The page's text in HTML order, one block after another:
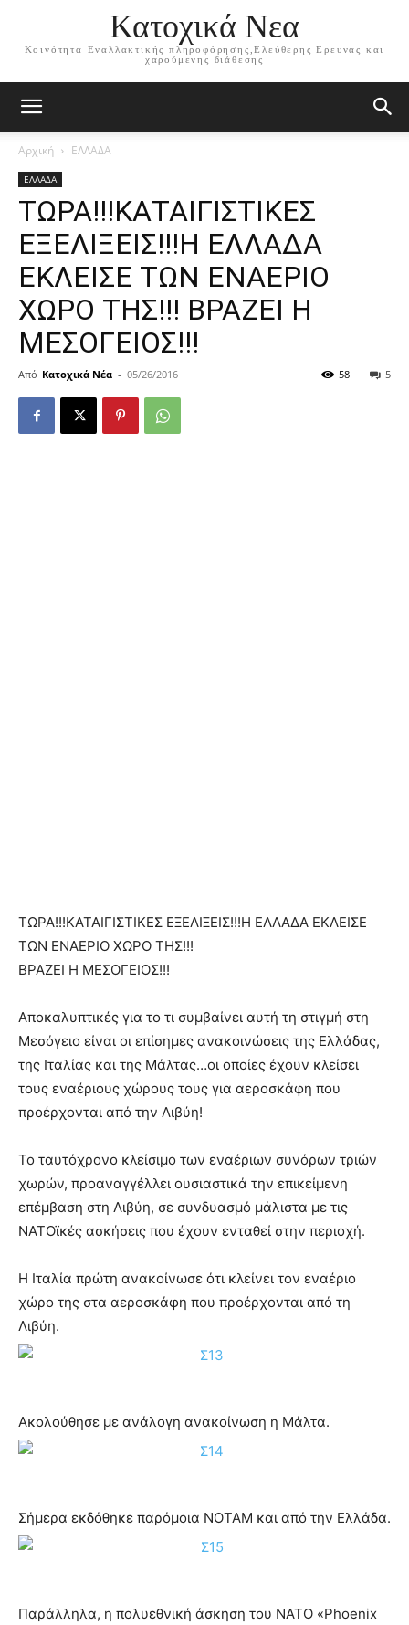
Κατοχικά Νεα
Κοινότητα Εναλλακτικής πληροφόρησης,Ελεύθερης Ερευνας και
χαρούμενης διάθεσης
Αρχική ΕΛΛΑΔΑ
ΕΛΛΑΔΑ
ΤΩΡΑ!!!ΚΑΤΑΙΓΙΣΤΙΚΕΣ
ΕΞΕΛΙΞΕΙΣ!!!Η ΕΛΛΑΔΑ
ΕΚΛΕΙΣΕ ΤΩΝ ΕΝΑΕΡΙΟ
ΧΩΡΟ ΤΗΣ!!! ΒΡΑΖΕΙ Η
ΜΕΣΟΓΕΙΟΣ!!!
Από Κατοχικά Νέα - 05/26/2016 5
58
ΤΩΡΑ!!!ΚΑΤΑΙΓΙΣΤΙΚΕΣ ΕΞΕΛΙΞΕΙΣ!!!Η ΕΛΛΑΔΑ ΕΚΛΕΙΣΕ
ΤΩΝ ΕΝΑΕΡΙΟ ΧΩΡΟ ΤΗΣ!!!
ΒΡΑΖΕΙ Η ΜΕΣΟΓΕΙΟΣ!!!
Αποκαλυπτικές για το τι συμβαίνει αυτή τη στιγμή στη
Μεσόγειο είναι οι επίσημες ανακοινώσεις της Ελλάδας,
της Ιταλίας και της Μάλτας…οι οποίες έχουν κλείσει
τους εναέριους χώρους τους για αεροσκάφη που
προέρχονται από την Λιβύη!
Το ταυτόχρονο κλείσιμο των εναέριων συνόρων τριών
χωρών, προαναγγέλλει ουσιαστικά την επικείμενη
επέμβαση στη Λιβύη, σε συνδυασμό μάλιστα με τις
ΝΑΤΟϊκές ασκήσεις που έχουν ενταθεί στην περιοχή.
Η Ιταλία πρώτη ανακοίνωσε ότι κλείνει τον εναέριο
χώρο της στα αεροσκάφη που προέρχονται από τη
Λιβύη.
Ακολούθησε με ανάλογη ανακοίνωση η Μάλτα.
Σήμερα εκδόθηκε παρόμοια ΝΟΤΑΜ και από την Ελλάδα.
Παράλληλα, η πολυεθνική άσκηση του ΝΑΤΟ «Phoenix